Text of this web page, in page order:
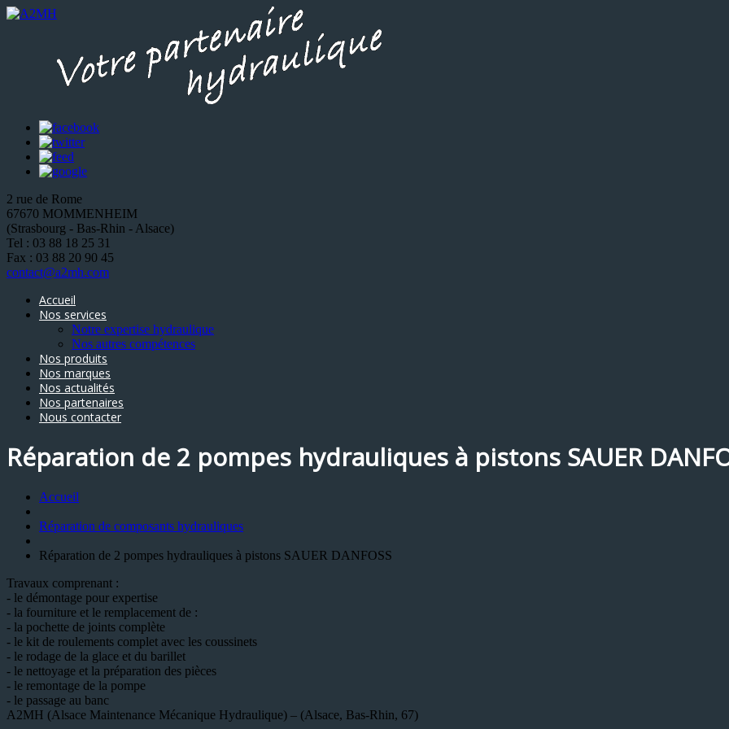
2 rue de Rome
67670 MOMMENHEIM
(Strasbourg - Bas-Rhin - Alsace)
Tel : 03 88 18 25 31
Fax : 03 88 20 90 45
contact@a2mh.com
Accueil
Nos services
Notre expertise hydraulique
Nos autres compétences
Nos produits
Nos marques
Nos actualités
Nos partenaires
Nous contacter
Réparation de 2 pompes hydrauliques à pistons SAUER
Accueil
Réparation de composants hydrauliques
Réparation de 2 pompes hydrauliques à pistons SAUER DANFOSS
Travaux comprenant :
- le démontage pour expertise
- la fourniture et le remplacement de :
- la pochette de joints complète
- le kit de roulements complet avec les coussinets
- le rodage de la glace et du barillet
- le nettoyage et la préparation des pièces
- le remontage de la pompe
- le passage au banc
A2MH (Alsace Maintenance Mécanique Hydraulique) – (Alsace, Bas-Rhin, 67)